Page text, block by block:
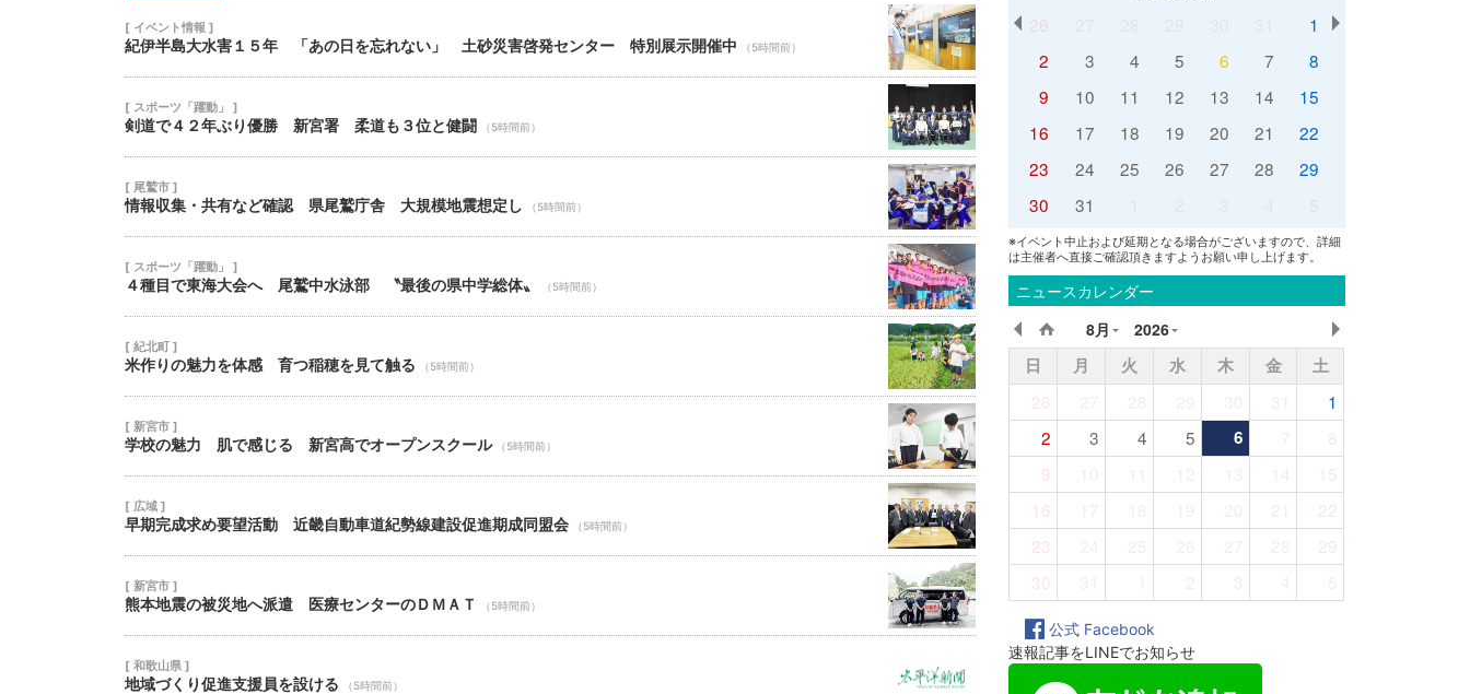
[ イベント情報 ]
紀伊半島大水害１５年 「あの日を忘れない」 土砂災害啓発センター 特別展示開催中 （5時間前）
[ スポーツ「躍動」 ]
剣道で４２年ぶり優勝 新宮署 柔道も３位と健闘 （5時間前）
[ 尾鷲市 ]
情報収集・共有など確認 県尾鷲庁舎 大規模地震想定し （5時間前）
[ スポーツ「躍動」 ]
４種目で東海大会へ 尾鷲中水泳部 〝最後の県中学総体〟 （5時間前）
[ 紀北町 ]
米作りの魅力を体感 育つ稲穂を見て触る （5時間前）
[ 新宮市 ]
学校の魅力 肌で感じる 新宮高でオープンスクール （5時間前）
[ 広域 ]
早期完成求め要望活動 近畿自動車道紀勢線建設促進期成同盟会 （5時間前）
[ 新宮市 ]
熊本地震の被災地へ派遣 医療センターのＤＭＡＴ （5時間前）
[ 和歌山県 ]
地域づくり促進支援員を設ける （5時間前）
26
1
2
3 4 5 6 7
8
9
10 11 12 13 14
15
16
17 18 19 20 21
22
23
24 25 26 27 28
29
30
31 5
※イベント中止および延期となる場合がございますので、詳細
は主催者へ直接ご確認頂きますようお願い申し上げます。
ニュースカレンダー
8月 2026
日 月 火 水 木 金
土
26
1
2
3 4 5 6
8
9
15
16
22
23
29
30
5
公式 Facebook
速報記事をLINEでお知らせ